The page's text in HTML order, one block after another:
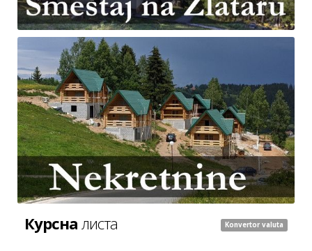
Курсна листа Konvertor valuta